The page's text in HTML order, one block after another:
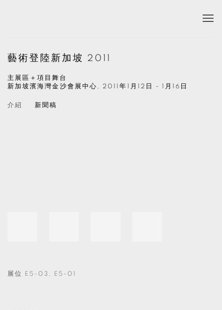
藝術登陸新加坡 2011
主展區＋項目舞台
新加坡濱海灣金沙會展中心, 2011年1月12日 - 1月16日
介紹 新聞稿
展位 E5-03, E5-01